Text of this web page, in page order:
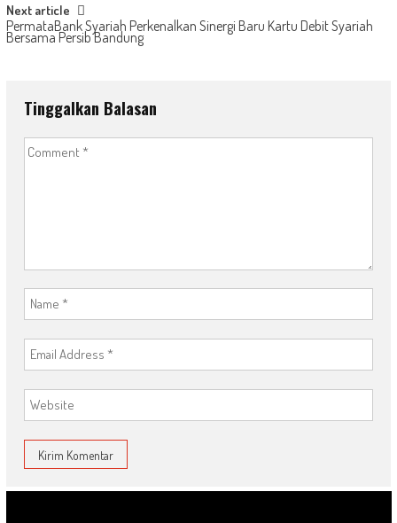
Next article
PermataBank Syariah Perkenalkan Sinergi Baru Kartu Debit Syariah
Bersama Persib Bandung
Tinggalkan Balasan